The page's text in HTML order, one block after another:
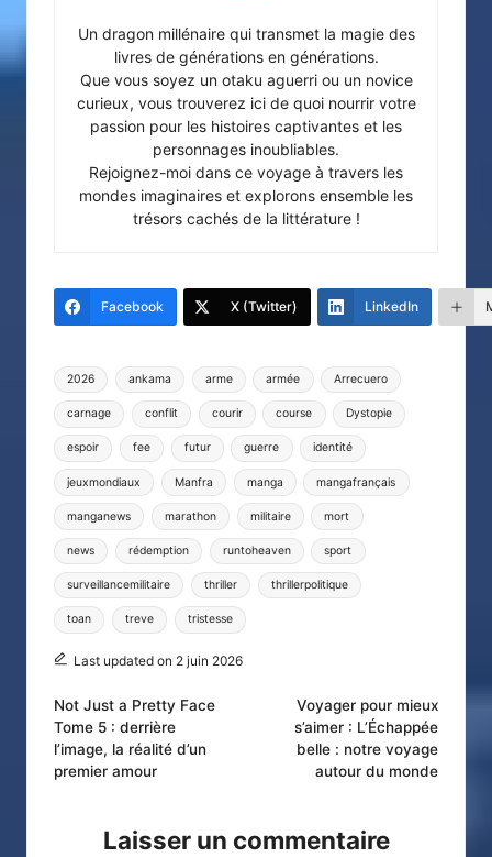
Un dragon millénaire qui transmet la magie des
livres de générations en générations.
Que vous soyez un otaku aguerri ou un novice
curieux, vous trouverez ici de quoi nourrir votre
passion pour les histoires captivantes et les
personnages inoubliables.
Rejoignez-moi dans ce voyage à travers les
mondes imaginaires et explorons ensemble les
trésors cachés de la littérature !
Facebook X (Twitter) LinkedIn
Tags:
2026 ankama arme armée Arrecuero
carnage conflit courir course Dystopie
espoir fee futur guerre identité
jeuxmondiaux Manfra manga mangafrançais
manganews marathon militaire mort
news rédemption runtoheaven sport
surveillancemilitaire thriller thrillerpolitique
toan treve tristesse
Last updated on 2 juin 2026
Post
navigation
Not Just a Pretty Face
Tome 5 : derrière
l’image, la réalité d’un
premier amour
Voyager pour mieux
s’aimer : L’Échappée
belle : notre voyage
autour du monde
Laisser un commentaire